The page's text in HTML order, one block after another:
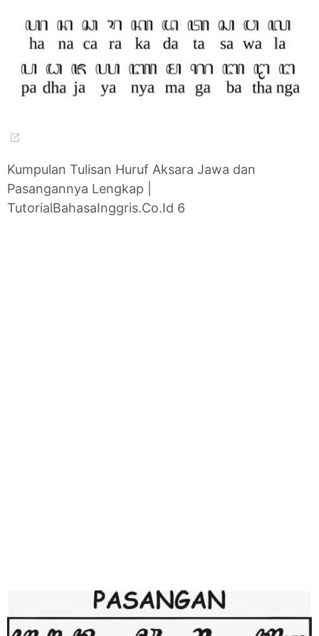
Kumpulan Tulisan Huruf Aksara Jawa dan
Pasangannya Lengkap |
TutorialBahasaInggris.Co.Id 6